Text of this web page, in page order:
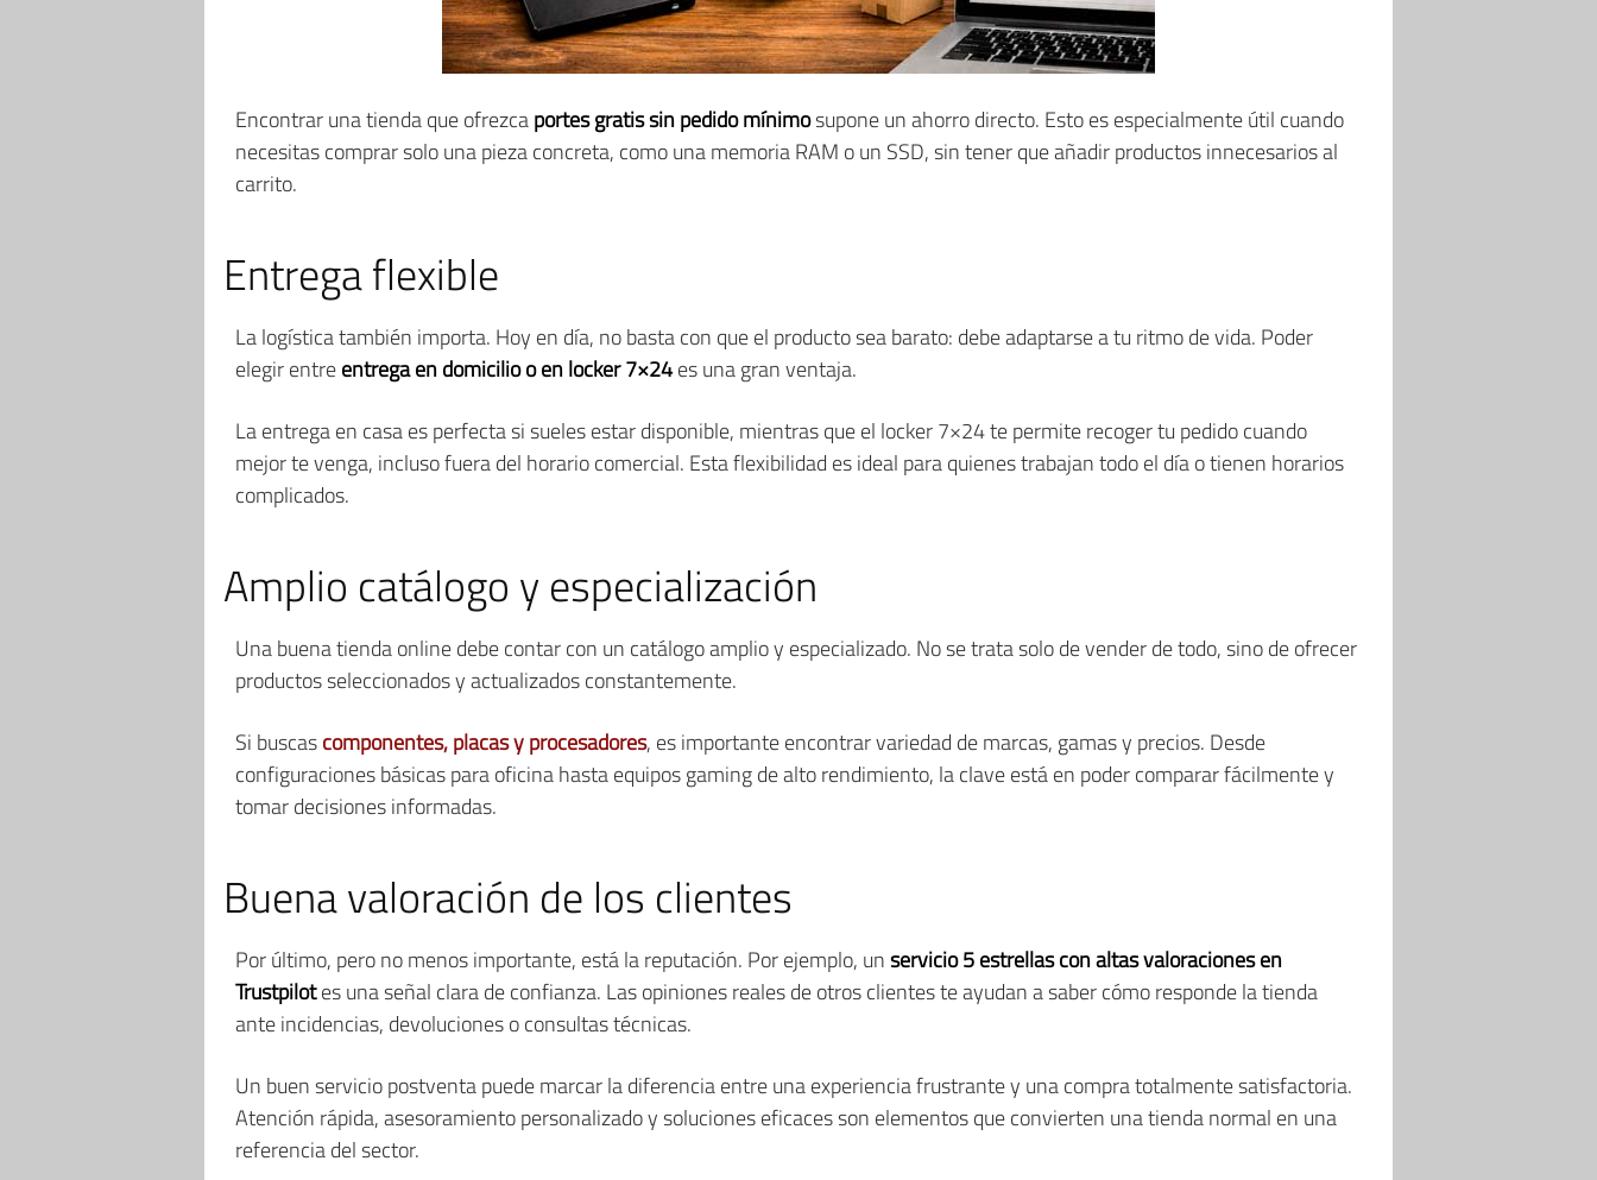
Encontrar una tienda que ofrezcaportes gratis sinpedido mínimosupone un ahorro directo. Esto es especialmente útil cuando
necesitas comprar solo una pieza concreta, como una memoria RAM o un SSD, sin tener que añadir productos innecesarios al
carrito.
Entrega flexible
La logística también importa. Hoy en día, no basta con que el producto sea barato: debe adaptarse a tu ritmo de vida. Poder
elegir entreentrega en domicilio o en locker 7×24es una gran ventaja.
La entrega en casa es perfecta si sueles estar disponible, mientras que el locker 7×24 te permite recoger tu pedido cuando
mejor te venga, incluso fuera del horario comercial. Esta flexibilidad es ideal para quienes trabajan todo el día o tienen horarios
complicados.
Amplio catálogo y especialización
Una buena tienda online debe contar con un catálogo amplio y especializado. No se trata solo de vender de todo, sino de ofrecer
productos seleccionados y actualizados constantemente.
Si buscascomponentes, placas y procesadores, es importante encontrar variedad de marcas, gamas y precios. Desde
configuraciones básicas para oficina hasta equipos gaming de alto rendimiento, la clave está en poder comparar fácilmente y
tomar decisiones informadas.
Buena valoración de los clientes
Por último, pero no menos importante, está la reputación. Por ejemplo, unservicio 5 estrellas con altas valoraciones en
Trustpilotes una señal clara de confianza. Las opiniones reales de otros clientes te ayudan a saber cómo responde la tienda
ante incidencias, devoluciones o consultas técnicas.
Un buen servicio postventa puede marcar la diferencia entre una experiencia frustrante y una compra totalmente satisfactoria.
Atención rápida, asesoramiento personalizado y soluciones eficaces son elementos que convierten una tienda normal en una
referencia del sector.